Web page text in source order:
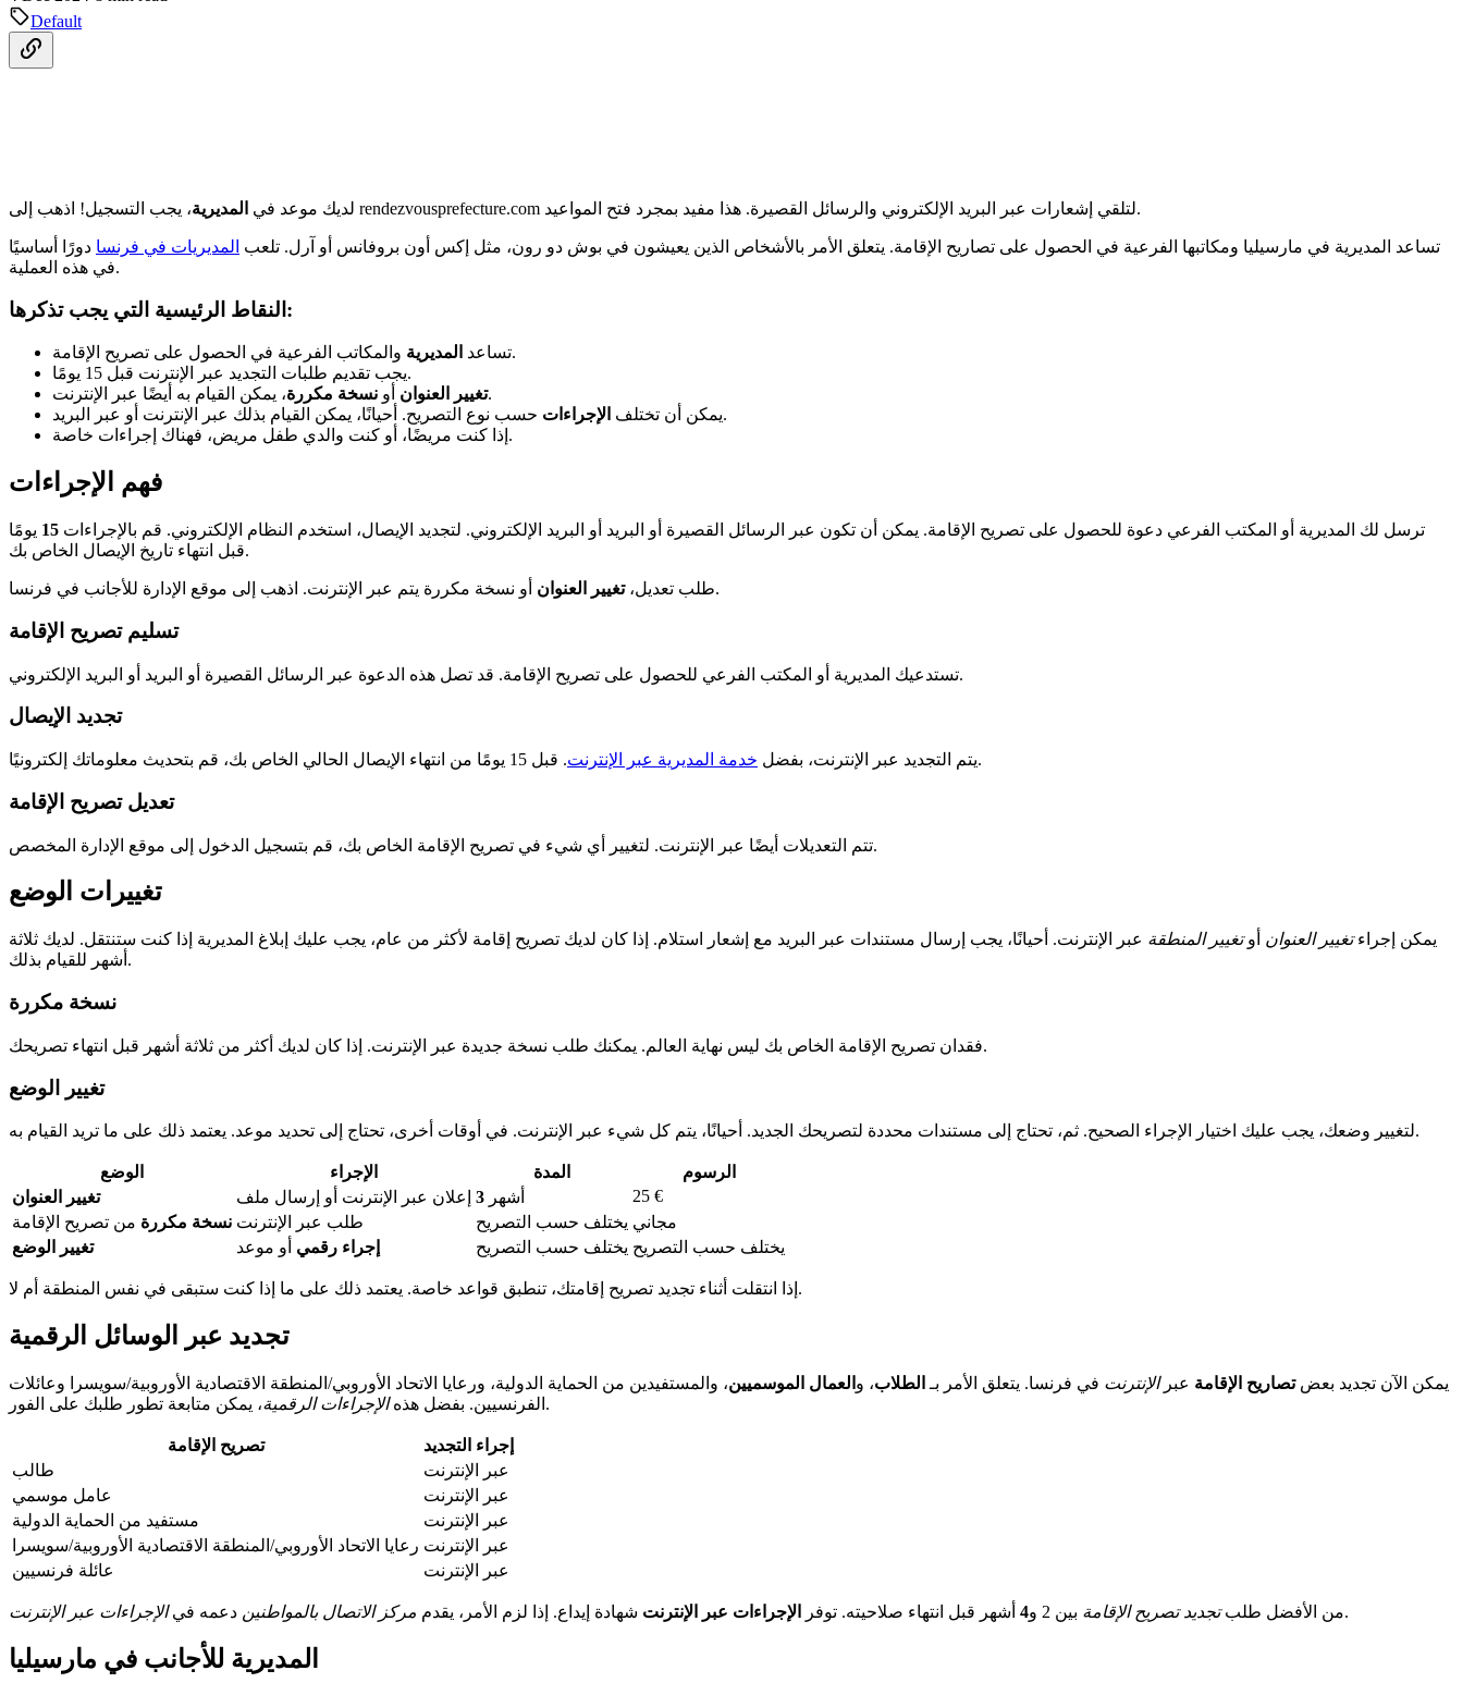
Default
لديك موعد في المديرية ، يجب التسجيل! اذهب إلى rendezvousprefecture.com لتلقي إشعارات عبر البريد الإلكتروني والرسائل القصيرة. هذا مفيد بمجرد فتح المواعيد.
تساعد المديرية في مارسيليا ومكاتبها الفرعية في الحصول على تصاريح الإقامة. يتعلق الأمر بالأشخاص الذين يعيشون في بوش دو رون، مثل إكس أون بروفانس أو آرل. تلعب المديريات في فرنسا دورًا أساسيًا
في هذه العملية.
النقاط الرئيسية التي يجب تذكرها:
تساعد المديرية
والمكاتب الفرعية في الحصول على تصريح الإقامة.
يجب تقديم طلبات التجديد عبر الإنترنت قبل 15 يومًا.
تغيير العنوان أو نسخة مكررة
، يمكن القيام به أيضًا عبر الإنترنت.
يمكن أن تختلف الإجراءات
حسب نوع التصريح. أحيانًا، يمكن القيام بذلك عبر الإنترنت أو عبر البريد.
إذا كنت مريضًا، أو كنت والدي طفل مريض، فهناك إجراءات خاصة.
فهم الإجراءات
ترسل لك المديرية أو المكتب الفرعي دعوة للحصول على تصريح الإقامة. يمكن أن تكون عبر الرسائل القصيرة أو البريد أو البريد الإلكتروني. لتجديد الإيصال، استخدم النظام الإلكتروني. قم بالإجراءات 15 يومًا
قبل انتهاء تاريخ الإيصال الخاص بك.
طلب تعديل،تغيير العنوان أو نسخة مكررة يتم عبر الإنترنت. اذهب إلى موقع الإدارة للأجانب في فرنسا.
تسليم تصريح الإقامة
تستدعيك المديرية أو المكتب الفرعي للحصول على تصريح الإقامة . قد تصل هذه الدعوة عبر الرسائل القصيرة أو البريد أو البريد الإلكتروني.
تجديد الإيصال
يتم التجديد عبر الإنترنت، بفضل خدمة المديرية عبر الإنترنت . قبل 15 يومًا من انتهاء الإيصال الحالي الخاص بك، قم بتحديث معلوماتك إلكترونيًا.
تعديل تصريح الإقامة
تتم التعديلات أيضًا عبر الإنترنت. لتغيير أي شيء في تصريح الإقامة الخاص بك، قم بتسجيل الدخول إلى موقع الإدارة المخصص.
تغييرات الوضع
يمكن إجراءتغيير العنوان أوتغيير المنطقة عبر الإنترنت. أحيانًا، يجب إرسال مستندات عبر البريد مع إشعار استلام. إذا كان لديك تصريح إقامة لأكثر من عام، يجب عليك إبلاغ المديرية إذا كنت ستنتقل. لديك ثلاثة
أشهر للقيام بذلك.
نسخة مكررة
فقدان تصريح الإقامة الخاص بك ليس نهاية العالم. يمكنك طلب نسخة جديدة عبر الإنترنت. إذا كان لديك أكثر من ثلاثة أشهر قبل انتهاء تصريحك.
تغيير الوضع
لتغيير وضعك، يجب عليك اختيار الإجراء الصحيح. ثم، تحتاج إلى مستندات محددة لتصريحك الجديد. أحيانًا، يتم كل شيء عبر الإنترنت. في أوقات أخرى، تحتاج إلى تحديد موعد. يعتمد ذلك على ما تريد القيام به.
الوضع الإجراء المدة
الرسوم
تغيير العنوان
إعلان عبر الإنترنت أو إرسال ملف 3 أشهر
25 €
نسخة مكررة من تصريح الإقامة طلب عبر الإنترنت يختلف حسب التصريح مجاني
تغيير الوضع
إجراء رقمي أو موعد يختلف حسب التصريح يختلف حسب التصريح
إذا انتقلت أثناء تجديد تصريح إقامتك، تنطبق قواعد خاصة. يعتمد ذلك على ما إذا كنت ستبقى في نفس المنطقة أم لا.
تجديد عبر الوسائل الرقمية
يمكن الآن تجديد بعضتصاريح الإقامة عبرالإنترنت في فرنسا. يتعلق الأمر بـ الطلاب، و العمال الموسميين، والمستفيدين من الحماية الدولية، ورعايا الاتحاد الأوروبي/المنطقة الاقتصادية الأوروبية/سويسرا وعائلات
الفرنسيين. بفضل هذهالإجراءات الرقمية ، يمكن متابعة تطور طلبك على الفور.
تصريح الإقامة
إجراء التجديد
طالب
عبر الإنترنت
عامل موسمي
عبر الإنترنت
مستفيد من الحماية الدولية
عبر الإنترنت
رعايا الاتحاد الأوروبي/المنطقة الاقتصادية الأوروبية/سويسرا عبر الإنترنت
عائلة فرنسيين
عبر الإنترنت
من الأفضل طلبتجديد تصريح الإقامة بين 2 و 4 أشهر قبل انتهاء صلاحيته. توفر الإجراءات عبر الإنترنت شهادة إيداع. إذا لزم الأمر، يقدم مركز الاتصال بالمواطنين دعمه فيالإجراءات عبر الإنترنت .
المديرية للأجانب في مارسيليا